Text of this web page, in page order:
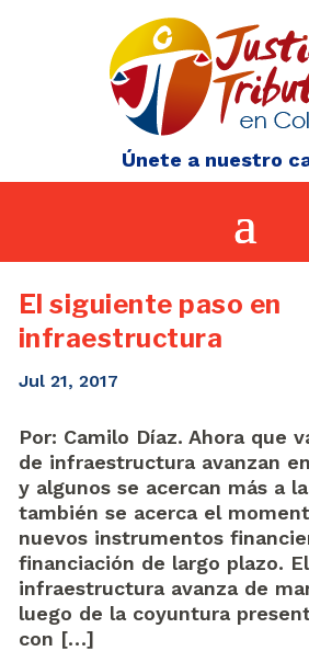
Únete a nuestro
El siguiente paso en
infraestructura
Jul 21, 2017
Por: Camilo Díaz. Ahora que
de infraestructura avanzan
y algunos se acercan más a
también se acerca el
nuevos instrumentos
financiación de largo plazo.
infraestructura avanza de
luego de la coyuntura
con […]